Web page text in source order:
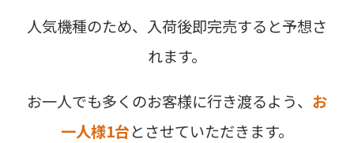
人気機種のため、入荷後即完売すると予想さ
れます。
お一人でも多くのお客様に行き渡るよう、 お
一人様1台とさせていただきます。